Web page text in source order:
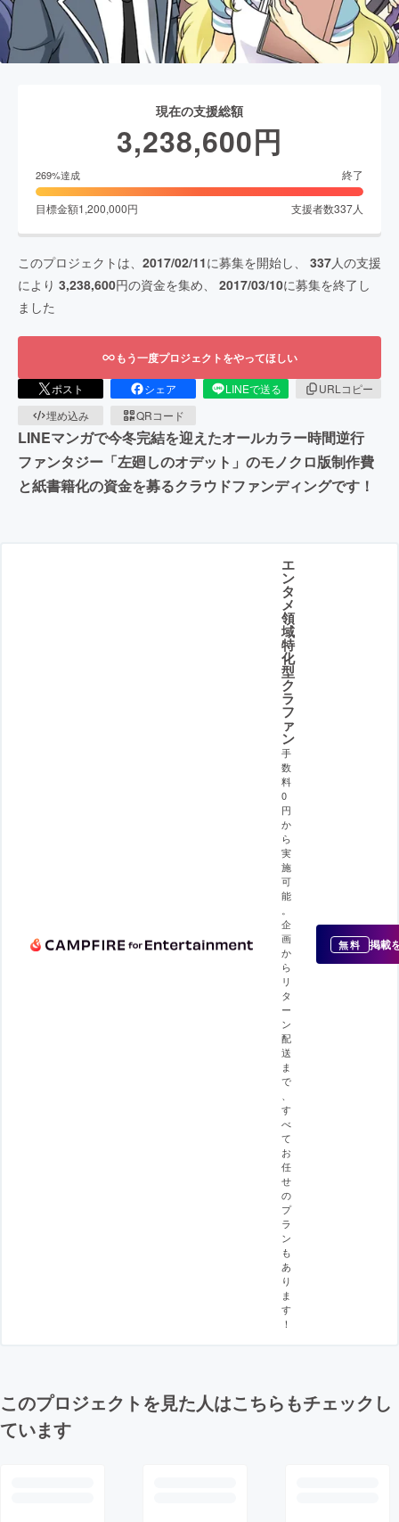
現在の支援総額
3,238,600円
269%達成 終了
目標金額1,200,000円 支援者数337人
このプロジェクトは、 2017/02/11に募集を開始し、 337人の支援
により 3,238,600円の資金を集め、 2017/03/10に募集を終了し
ました
もう一度プロジェクトをやってほしい
ポスト シェア LINEで送る
URLコピー
埋め込み
QRコード
LINEマンガで今冬完結を迎えたオールカラー時間逆行
ファンタジー「左廻しのオデット」のモノクロ版制作費
と紙書籍化の資金を募るクラウドファンディングです！
エ
ン
タ
メ
領
域
特
化
型
ク
ラ
フ
ァ
ン
手
数
料
0
円
か
ら
実
施
可
能
。
企
画
か
ら
リ
タ
ー
ン
配
送
ま
で
、
す
べ
て
お
任
せ
の
プ
ラ
ン
も
あ
り
ま
す
！
無料 掲載
このプロジェクトを見た人はこちらもチェックし
ています